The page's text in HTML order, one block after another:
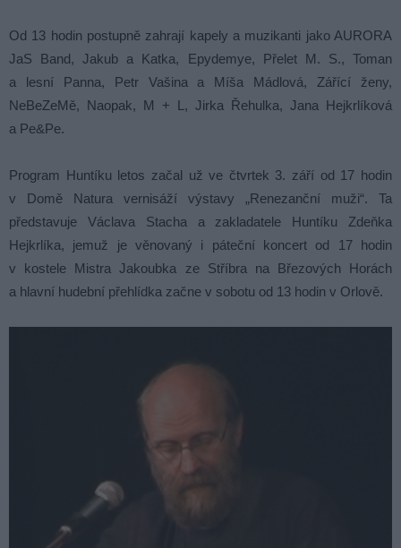
Od 13 hodin postupně zahrají kapely a muzikanti jako AURORA
JaS Band, Jakub a Katka, Epydemye, Přelet M. S., Toman
a lesní Panna, Petr Vašina a Míša Mádlová, Zářící ženy,
NeBeZeMě, Naopak, M + L, Jirka Řehulka, Jana Hejkrlíková
a Pe&Pe.
Program Huntíku letos začal už ve čtvrtek 3. září od 17 hodin
v Domě Natura vernisáží výstavy „Renezanční muži“. Ta
představuje Václava Stacha a zakladatele Huntíku Zdeňka
Hejkrlíka, jemuž je věnovaný i páteční koncert od 17 hodin
v kostele Mistra Jakoubka ze Stříbra na Březových Horách
a hlavní hudební přehlídka začne v sobotu od 13 hodin v Orlově.